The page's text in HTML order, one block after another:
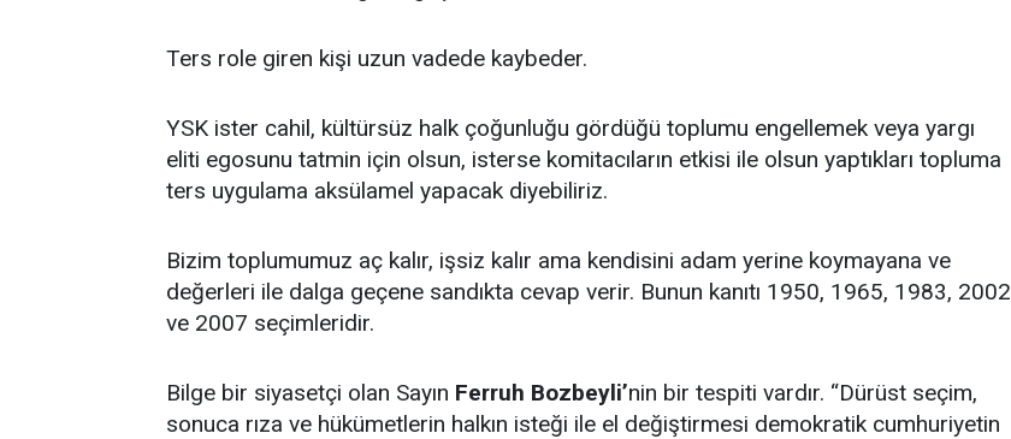
Ters role giren kişi uzun vadede kaybeder.
YSK ister cahil, kültürsüz halk çoğunluğu gördüğü toplumu engellemek veya yargı
eliti egosunu tatmin için olsun, isterse komitacıların etkisi ile olsun yaptıkları topluma
ters uygulama aksülamel yapacak diyebiliriz.
Bizim toplumumuz aç kalır, işsiz kalır ama kendisini adam yerine koymayana ve
değerleri ile dalga geçene sandıkta cevap verir. Bunun kanıtı 1950, 1965, 1983, 2002
ve 2007 seçimleridir.
Bilge bir siyasetçi olan Sayın Ferruh Bozbeyli’nin bir tespiti vardır. “Dürüst seçim,
sonuca rıza ve hükümetlerin halkın isteği ile el değiştirmesi demokratik cumhuriyetin